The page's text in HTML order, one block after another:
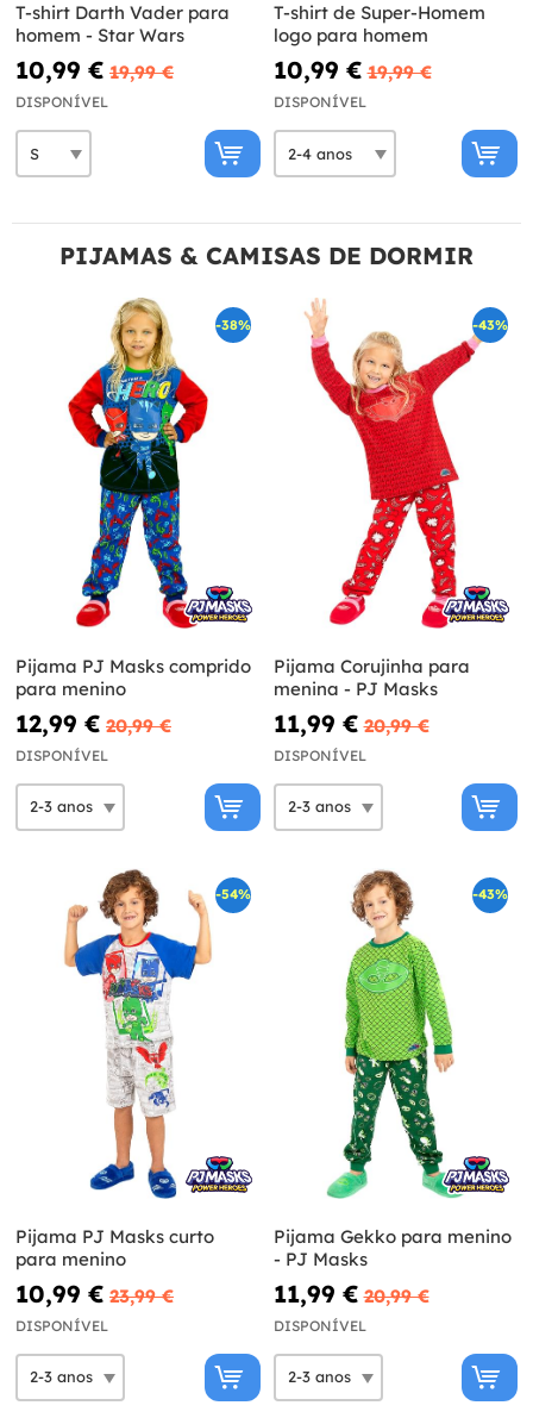
T-shirt Darth Vader para
homem - Star Wars
10,99 € 19,99 €
DISPONÍVEL
T-shirt de Super-Homem
logo para homem
10,99 € 19,99 €
DISPONÍVEL
PIJAMAS & CAMISAS DE DORMIR
-38%
Pijama PJ Masks comprido
para menino
12,99 € 20,99 €
DISPONÍVEL
-43%
Pijama Corujinha para
menina - PJ Masks
11,99 € 20,99 €
DISPONÍVEL
-54%
Pijama PJ Masks curto
para menino
10,99 € 23,99 €
DISPONÍVEL
-43%
Pijama Gekko para menino
- PJ Masks
11,99 € 20,99 €
DISPONÍVEL